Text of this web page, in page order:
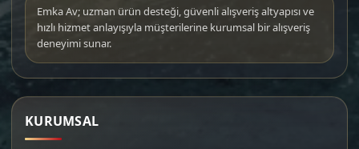
Emka Av; uzman ürün desteği, güvenli alışveriş altyapısı ve
hızlı hizmet anlayışıyla müşterilerine kurumsal bir alışveriş
deneyimi sunar.
KURUMSAL